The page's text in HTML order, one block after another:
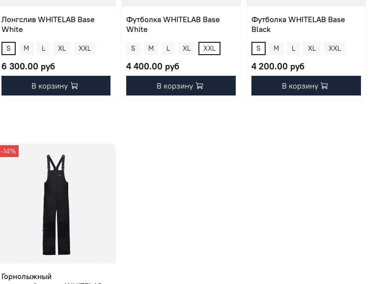
Лонгслив WHITELAB Base
White
S M L XL XXL
6 300.00 руб
В корзину
Футболка WHITELAB Base
White
S M L XL XXL
4 400.00 руб
В корзину
Футболка WHITELAB Base
Black
S M L XL XXL
4 200.00 руб
В корзину
-14%
Горнолыжный